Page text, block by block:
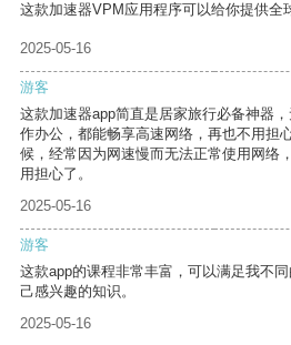
这款加速器VPM应用程序可以给你提供全
2025-05-16
游客
这款加速器app简直是居家旅行必备神器
作办公，都能畅享高速网络，再也不用担
候，经常因为网速慢而无法正常使用网络
用担心了。
2025-05-16
游客
这款app的课程非常丰富，可以满足我不
己感兴趣的知识。
2025-05-16